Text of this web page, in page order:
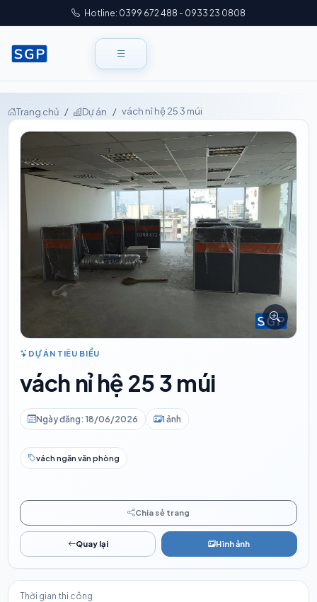
Hotline: 0399 672 488 - 0933 23 0808
Trang chủ Dự án vách nỉ hệ 25 3 múi
DỰ ÁN TIÊU BIỂU
vách nỉ hệ 25 3 múi
Ngày đăng: 18/06/2026 1 ảnh
vách ngăn văn phòng
Chia sẻ trang
Quay lại Hình ảnh
Thời gian thi công